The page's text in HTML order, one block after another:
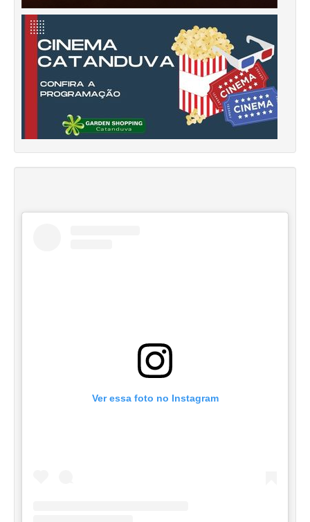
Ver essa foto no Instagram